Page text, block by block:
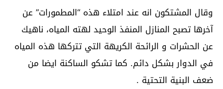
وقال المشتكون انه عند امتلاء هذه “المطمورات” عن
آخرها تصبح المنازل المنفذ الوحيد لهته المياه، ناهيك
عن الحشرات و الرائحة الكريهة التي تتركها هذه المياه
في الدوار بشكل دائم. كما تشكو الساكنة ايضا من
ضعف البنية التحتية .